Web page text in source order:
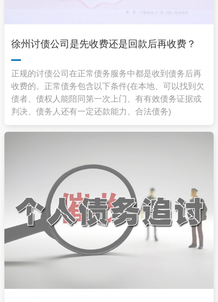
徐州讨债公司是先收费还是回款后再收费？
正规的讨债公司在正常债务服务中都是收到债务后再
收费的。正常债务包含以下条件(在本地、可以找到欠
债者、债权人能陪同第一次上门、有有效债务证据或
判决、债务人还有一定还款能力、合法债务)